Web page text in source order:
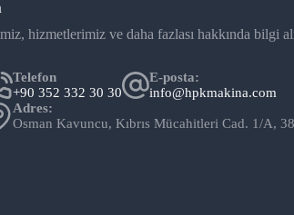
hizmetlerimiz ve daha fazlası hakkında bilgi
Telefon
+90 352 332 30 30
E-posta:
info@hpkmakina.com
Adres:
Osman Kavuncu, Kıbrıs Mücahitleri Cad. 1/A,